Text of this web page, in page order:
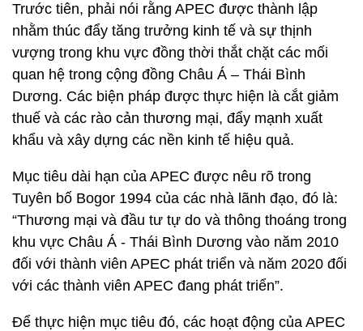
Trước tiên, phải nói rằng APEC được thành lập
nhằm thúc đẩy tăng trưởng kinh tế và sự thịnh
vượng trong khu vực đồng thời thắt chặt các mối
quan hệ trong cộng đồng Châu Á – Thái Bình
Dương. Các biện pháp được thực hiện là cắt giảm
thuế và các rào cản thương mại, đẩy mạnh xuất
khẩu và xây dựng các nền kinh tế hiệu quả.
Mục tiêu dài hạn của APEC được nêu rõ trong
Tuyên bố Bogor 1994 của các nhà lãnh đạo, đó là:
“Thương mại và đầu tư tự do và thông thoáng trong
khu vực Châu Á - Thái Bình Dương vào năm 2010
đối với thành viên APEC phát triển và năm 2020 đối
với các thành viên APEC đang phát triển”.
Để thực hiện mục tiêu đó, các hoạt động của APEC